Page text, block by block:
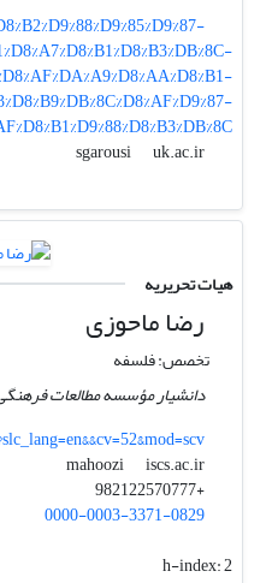
sgarousi
uk.ac.ir
هیات تحریریه
رضا ماحوزی
تخصص: فلسفه
دانشیار مؤسسه مطالعات
mahoozi
iscs.ac.ir
+982122570777
0000-0003-3371-0829
h-index:2